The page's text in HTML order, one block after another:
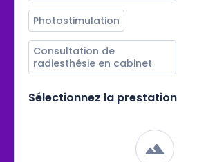
Photostimulation
Consultation de
radiesthésie en cabinet
Sélectionnez la prestation